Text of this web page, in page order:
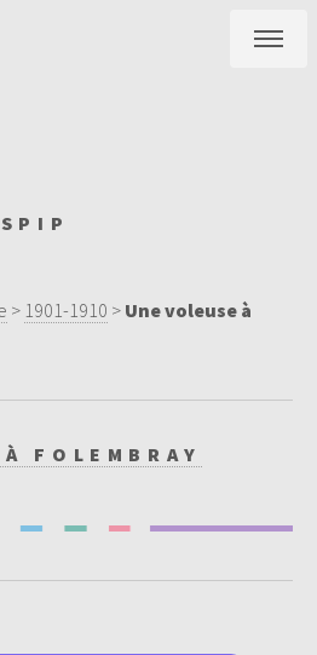
> 1901-1910 > Une voleuse à
FOLEMBRAY